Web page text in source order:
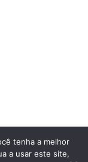
tenha a melhor
a usar este site,